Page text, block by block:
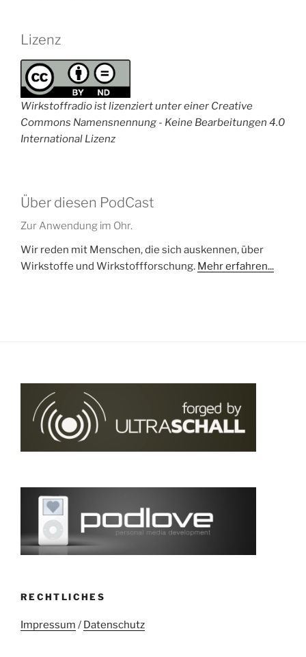
Lizenz
Wirkstoffradio ist lizenziert unter einer Creative
Commons Namensnennung - Keine Bearbeitungen 4.0
International Lizenz
Über diesen PodCast
Zur Anwendung im Ohr.
Wir reden mit Menschen, die sich auskennen, über
Wirkstoffe und Wirkstoffforschung. Mehr erfahren...
RECHTLICHES
Impressum / Datenschutz